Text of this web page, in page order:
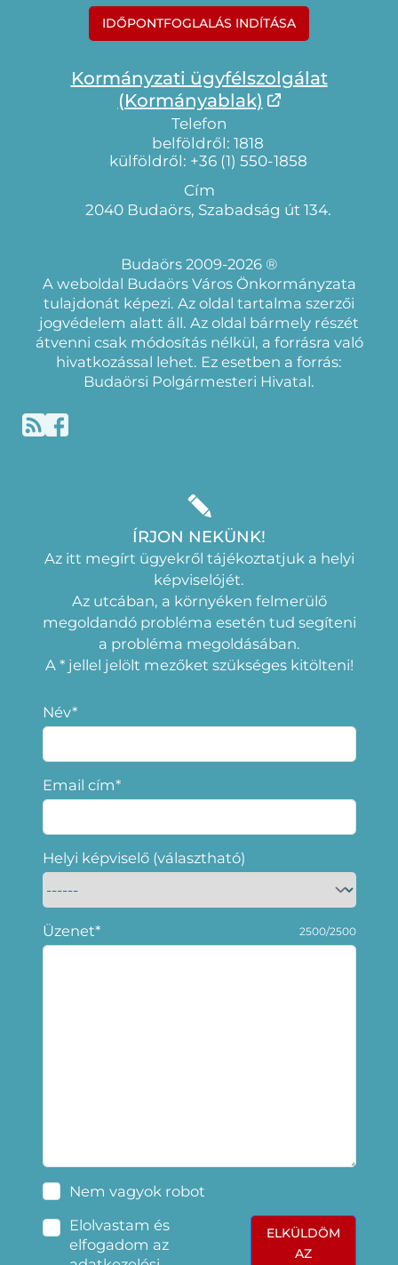
IDŐPONTFOGLALÁS INDÍTÁSA
Kormányzati ügyfélszolgálat
(Kormányablak)
Telefon
belföldről: 1818
külföldről: +36 (1) 550-1858
Cím
2040 Budaörs, Szabadság út 134.
Budaörs 2009-2026 ®
A weboldal Budaörs Város Önkormányzata
tulajdonát képezi. Az oldal tartalma szerzői
jogvédelem alatt áll. Az oldal bármely részét
átvenni csak módosítás nélkül, a forrásra való
hivatkozással lehet. Ez esetben a forrás:
Budaörsi Polgármesteri Hivatal.
ÍRJON NEKÜNK!
Az itt megírt ügyekről tájékoztatjuk a helyi
képviselójét.
Az utcában, a környéken felmerülő
megoldandó probléma esetén tud segíteni
a probléma megoldásában.
A * jellel jelölt mezőket szükséges kitölteni!
Név*
Email cím*
Helyi képviselő (választható)
Üzenet* 2500/2500
Nem vagyok robot
Elolvastam és
elfogadom az
ELKÜLDÖM
AZ